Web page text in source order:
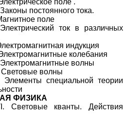
поле .
постоянного тока.
поле
ток в различных
индукция
колебания
волны
Световые волны
Элементы специальной теории
ФИЗИКА
Световые кванты. Действия